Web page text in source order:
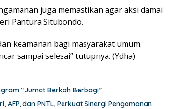
juga memastikan agar aksi damai
Pantura Situbondo.
keamanan bagi masyarakat umum.
sampai selesai” tutupnya. (Ydha)
“Jumat Berkah Berbagi”
AFP, dan PNTL, Perkuat Sinergi Pengamanan